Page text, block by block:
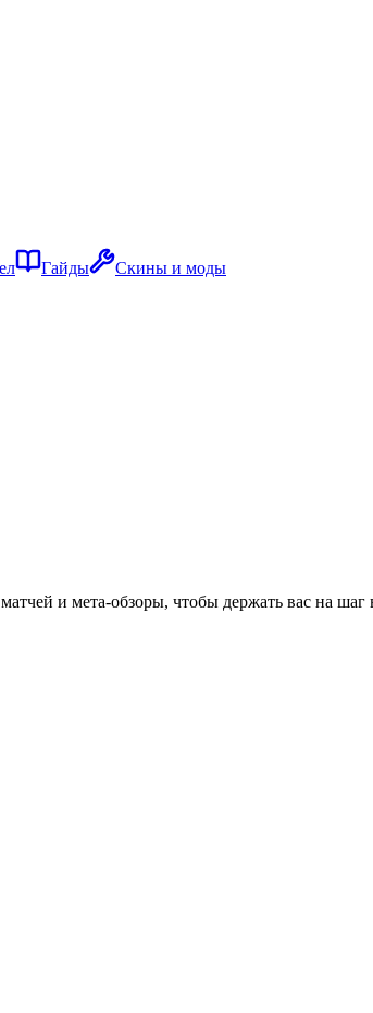
Гайды
Скины и моды
и мета-обзоры, чтобы держать вас на шаг